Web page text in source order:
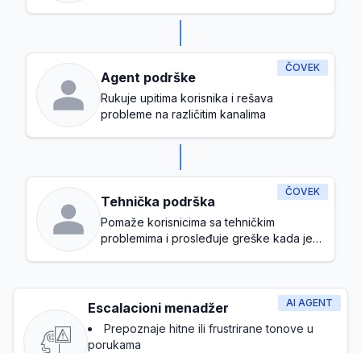
ČOVEK
Agent podrške
Rukuje upitima korisnika i rešava
probleme na različitim kanalima
ČOVEK
Tehnička podrška
Pomaže korisnicima sa tehničkim
problemima i prosleđuje greške kada je
AI AGENT
Escalacioni menadžer
Prepoznaje hitne ili frustrirane tonove u
porukama